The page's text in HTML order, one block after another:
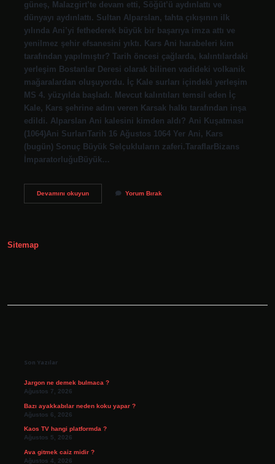
güneş, Malazgirt’te devam etti, Söğüt’ü aydınlattı ve
dünyayı aydınlattı. Sultan Alparslan, tahta çıkışının ilk
yılında Ani’yi fethederek büyük bir başarıya imza attı ve
yenilmez şehir efsanesini yıktı. Kars Ani harabeleri kim
tarafından yapılmıştır? Tarih öncesi çağlarda, kalıntılardaki
yerleşim Bostanlar Deresi olarak bilinen vadideki volkanik
mağaralardan oluşuyordu. İç Kale surları içindeki yerleşim
MS 4. yüzyılda başladı. Mevcut kalıntıları temsil eden İç
Kale, Kars şehrine adını veren Karsak halkı tarafından inşa
edildi. Alparslan Ani kalesini kimden aldı? Ani Kuşatması
(1064)Ani SurlarıTarih 16 Ağustos 1064 Yer Ani, Kars
(bugün) Sonuç Büyük Selçukluların zaferi.TaraflarBizans
İmparatorluğuBüyük…
Devamını okuyunAni
Yorum Bırak
Sitemap
Son Yazılar
Jargon ne demek bulmaca ?
Ağustos 7, 2026
Bazı ayakkabılar neden koku yapar ?
Ağustos 6, 2026
Kaos TV hangi platformda ?
Ağustos 5, 2026
Ava gitmek caiz midir ?
Ağustos 4, 2026